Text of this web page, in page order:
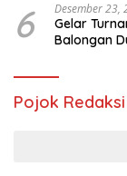
6 Desember 23,
Gelar
Balongan
Pojok Redaksi